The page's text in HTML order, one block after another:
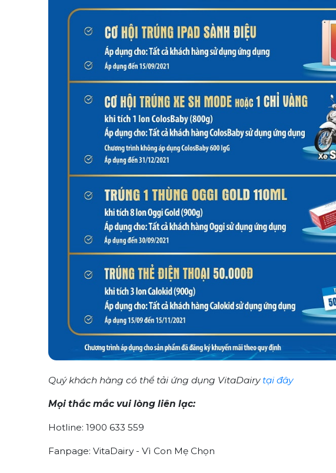
Quý khách hàng có thể tải ứng dụng VitaDairytại đây
Mọi thắc mắc vui lòng liên lạc:
Hotline: 1900 633 559
Fanpage: VitaDairy - Vì Con Mẹ Chọn